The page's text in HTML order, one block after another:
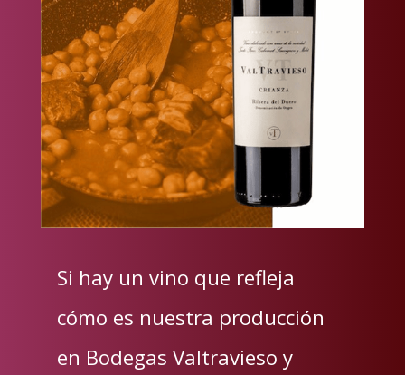
Si hay un vino que refleja
cómo es nuestra producción
en Bodegas Valtravieso y